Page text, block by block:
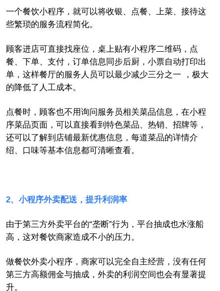
一个餐饮小程序，就可以将收银、点餐、上菜、接待这
些繁琐的服务流程简化。
顾客进店可直接找座位，桌上贴有小程序二维码， 点
餐、下单、支付，订单信息 同步后厨，小票自动打印出
单，这样餐厅的服务人员可以最少减少三分之一
，极大
的降低了人工成本。
点餐时，顾客也不用询问服务员相关菜品信息，在小程
序菜品页面，可以直接看到特色菜品、热销、招牌等，
还可以了解到 店铺最新优惠信息， 每道菜品的详情介
绍、口味等基本信息都可清晰查看。
2、小程序外卖配送，提升利润率
由于第三方外卖平台的“垄断”行为，平台抽成也水涨船
高，这对餐饮商家造成不小的压力。
做餐饮外卖小程序，商家可以完全自主经营，没有任何
第三方高额佣金与抽成，外卖的利润空间也会有显著提
升。